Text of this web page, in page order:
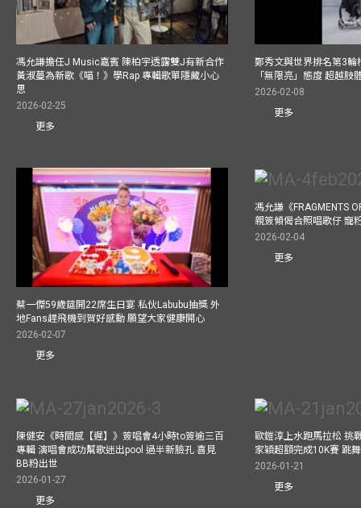
馮允謙擔任J Music嘉賓 陳柏宇透露雙J有新合作
黃淑蔓為新歌《喵！》學Rap 專輯歌單隱藏小心
思
2026-02-25
更多
鄭秀文與世界排名第3輪
「無限亮」態度 超越肢
2026-02-08
更多
蔡一傑59歲筵開22席生日宴 私伙Labubu抽獎 外
地Fans趕飛機到賀好感動 願望大家健康開心
2026-02-07
更多
馮允謙《FRAGMENTS
親簽傾偈合照唱歌仔 寵
2026-02-04
更多
陳健安《時間感【遲】》簽唱會4小時to簽逾三百
專輯 演唱會成功幫歌迷出pool 過半新臉孔 喜見
BB粉出世
2026-01-27
更多
歐鎧淳上水跑馬拉松 挑
家穎超額完成10K賽 跳
2026-01-21
更多